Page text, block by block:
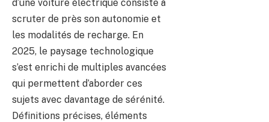
d’une voiture électrique consiste à
scruter de près son autonomie et
les modalités de recharge. En
2025, le paysage technologique
s’est enrichi de multiples avancées
qui permettent d’aborder ces
sujets avec davantage de sérénité.
Définitions précises, éléments